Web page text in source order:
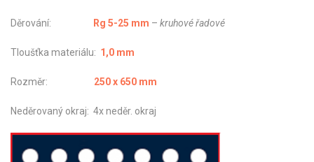
Děrování: Rg 5-25 mm – kruhové řadové
Tloušťka materiálu: 1,0 mm
Rozměr: 250 x 650 mm
Neděrovaný okraj: 4x neděr. okraj